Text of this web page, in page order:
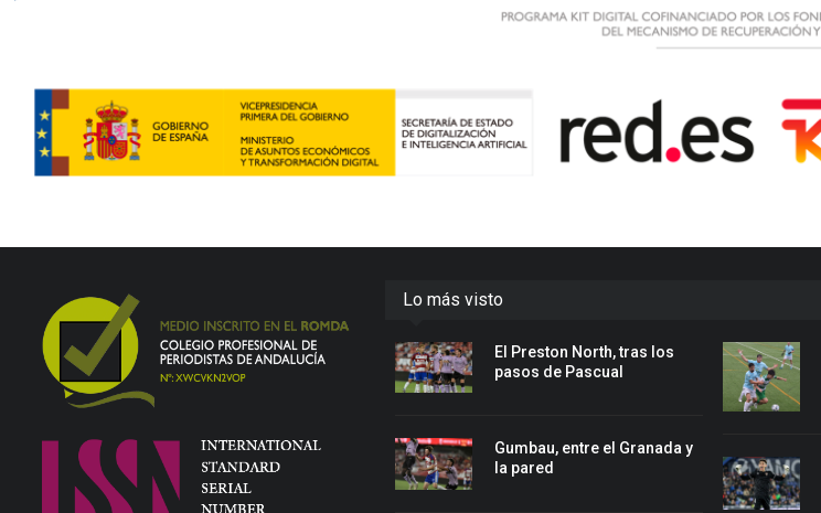
Lo más visto
El Preston North, tras los
pasos de Pascual
Gumbau, entre el Granada y
la pared